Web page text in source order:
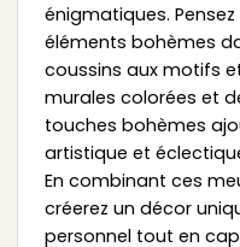
énigmatiques.
éléments bohèmes
coussins aux motifs
murales colorées et
touches bohèmes
artistique et
En combinant ces
créerez un décor
personnel tout en